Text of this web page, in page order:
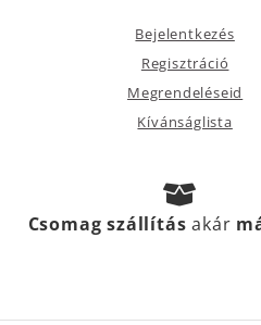
Bejelentkezés
Regisztráció
Megrendeléseid
Kívánságlista
Csomag szállításakár